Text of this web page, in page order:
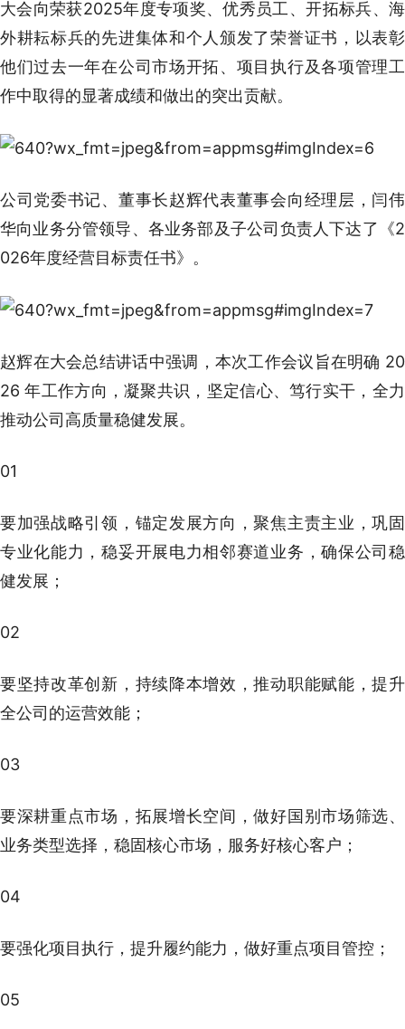
大会向荣获2025年度专项奖、优秀员工、开拓标兵、海
外耕耘标兵的先进集体和个人颁发了荣誉证书，以表彰
他们过去一年在公司市场开拓、项目执行及各项管理工
作中取得的显著成绩和做出的突出贡献。
公司党委书记、董事长赵辉代表董事会向经理层，闫伟
华向业务分管领导、各业务部及子公司负责人下达了《2
026年度经营目标责任书》。
赵辉在大会总结讲话中强调，本次工作会议旨在明确 20
26 年工作方向，凝聚共识，坚定信心、笃行实干，全力
推动公司高质量稳健发展。
01
要加强战略引领，锚定发展方向，聚焦主责主业，巩固
专业化能力，稳妥开展电力相邻赛道业务，确保公司稳
健发展；
02
要坚持改革创新，持续降本增效，推动职能赋能，提升
全公司的运营效能；
03
要深耕重点市场，拓展增长空间，做好国别市场筛选、
业务类型选择，稳固核心市场，服务好核心客户；
04
要强化项目执行，提升履约能力，做好重点项目管控；
05